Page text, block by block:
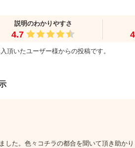
説明のわかりやすさ
4.7
頂いたユーザー様からの投稿です。
した。色々コチラの都合を聞いて頂き助か